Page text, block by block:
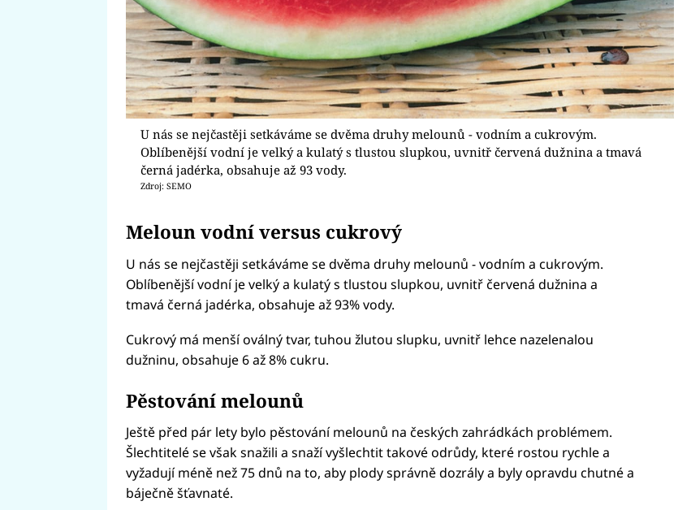
U nás se nejčastěji setkáváme se dvěma druhy melounů - vodním a cukrovým.
Oblíbenější vodní je velký a kulatý s tlustou slupkou, uvnitř červená dužnina a tmavá
černá jadérka, obsahuje až 93 vody.
Zdroj: SEMO
Meloun vodní versus cukrový
U nás se nejčastěji setkáváme se dvěma druhy melounů - vodním a cukrovým.
Oblíbenější vodní je velký a kulatý s tlustou slupkou, uvnitř červená dužnina a
tmavá černá jadérka, obsahuje až 93% vody.
Cukrový má menší oválný tvar, tuhou žlutou slupku, uvnitř lehce nazelenalou
dužninu, obsahuje 6 až 8% cukru.
Pěstování melounů
Ještě před pár lety bylo pěstování melounů na českých zahrádkách problémem.
Šlechtitelé se však snažili a snaží vyšlechtit takové odrůdy, které rostou rychle a
vyžadují méně než 75 dnů na to, aby plody správně dozrály a byly opravdu chutné a
báječně šťavnaté.